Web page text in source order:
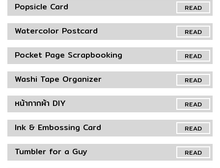
READ
Popsicle Card
READ
Watercolor Postcard
READ
Pocket Page Scrapbooking
READ
Washi Tape Organizer
READ
หน้ากากผ้า DIY
READ
Ink & Embossing Card
READ
Tumbler for a Guy